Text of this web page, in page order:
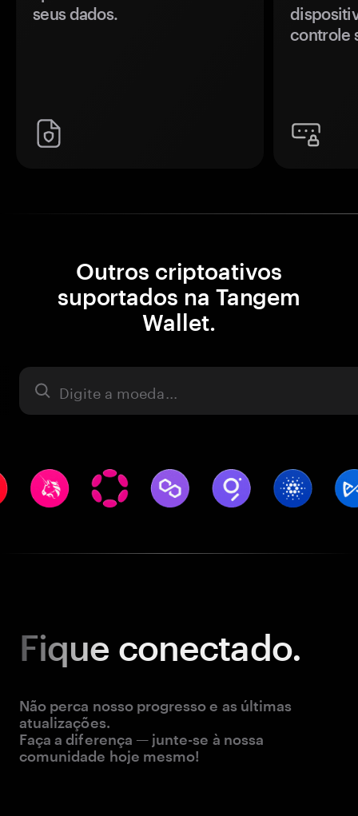
seus dados.
controle
Outros criptoativos
suportados na Tangem
Wallet.
Ativo
Fique conectado.
Não perca nosso progresso e as últimas
atualizações.
Faça a diferença — junte-se à nossa
comunidade hoje mesmo!